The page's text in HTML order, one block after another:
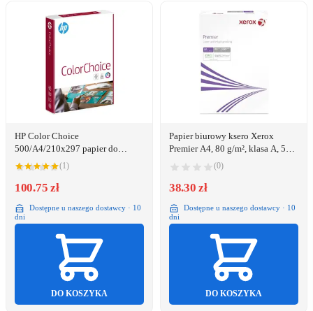
HP Color Choice
500/A4/210x297 papier do
drukarek atramentowych A4
(210x297 mm) 500 ark. Biały
(1)
100.75 zł
Dostępne u naszego dostawcy · 10
dni
DO KOSZYKA
Papier biurowy ksero Xerox
Premier A4, 80 g/m², klasa A, 500
arkuszy, 1 ryza (3R91720)
(0)
38.30 zł
Dostępne u naszego dostawcy · 10
dni
DO KOSZYKA